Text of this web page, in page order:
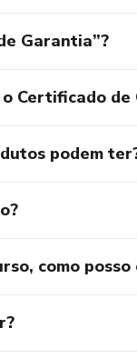
Garantia”?
Certificado
podem
como posso